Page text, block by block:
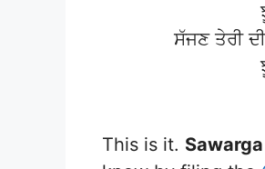
ਸੱਜਣ ਤੇਰੀ
This is it.